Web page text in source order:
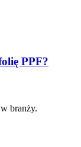
PPF?
branży.